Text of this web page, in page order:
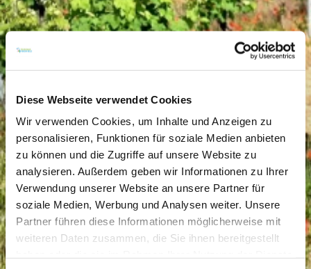
Diese Webseite verwendet Cookies
Wir verwenden Cookies, um Inhalte und Anzeigen zu
personalisieren, Funktionen für soziale Medien anbieten
zu können und die Zugriffe auf unsere Website zu
analysieren. Außerdem geben wir Informationen zu Ihrer
Verwendung unserer Website an unsere Partner für
soziale Medien, Werbung und Analysen weiter. Unsere
Partner führen diese Informationen möglicherweise mit
weiteren Daten zusammen, die Sie ihnen bereitgestellt